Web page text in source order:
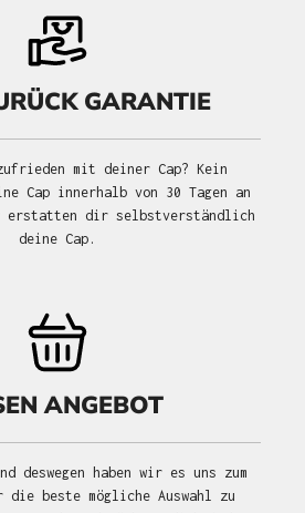
GARANTIE
mit deiner Cap? Kein
Cap innerhalb von 30 Tagen an
erstatten dir selbstverständlich
deine Cap.
ANGEBOT
deswegen haben wir es uns zum
beste mögliche Auswahl zu